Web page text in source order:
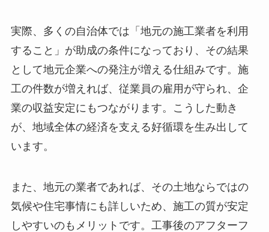
実際、多くの自治体では「地元の施工業者を利用
すること」が助成の条件になっており、その結果
として地元企業への発注が増える仕組みです。施
工の件数が増えれば、従業員の雇用が守られ、企
業の収益安定にもつながります。こうした動き
が、地域全体の経済を支える好循環を生み出して
います。
また、地元の業者であれば、その土地ならではの
気候や住宅事情にも詳しいため、施工の質が安定
しやすいのもメリットです。工事後のアフターフ